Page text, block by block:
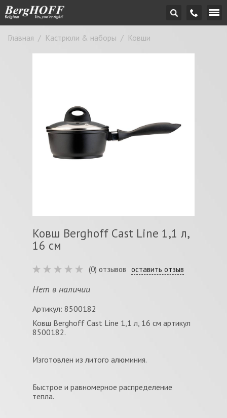
Главная / Кастрюли & наборы / Ковши
Ковш Berghoff Cast Line 1,1 л,
16 см
(0) отзывов оставить отзыв
Нет в наличии
Артикул: 8500182
Ковш Berghoff Cast Line 1,1 л, 16 см артикул
8500182.
Изготовлен из литого алюминия.
Быстрое и равномерное распределение
тепла.